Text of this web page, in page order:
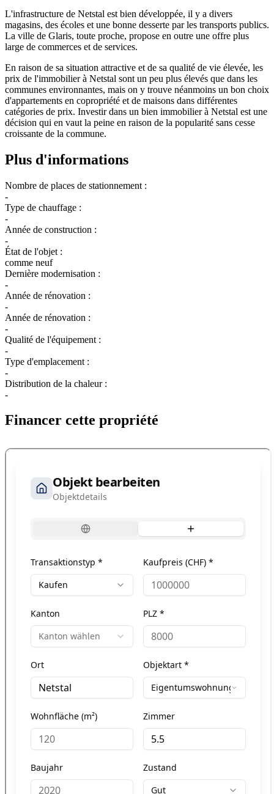
L'infrastructure de Netstal est bien développée, il y a divers
magasins, des écoles et une bonne desserte par les transports publics.
La ville de Glaris, toute proche, propose en outre une offre plus
large de commerces et de services.
En raison de sa situation attractive et de sa qualité de vie élevée, les
prix de l'immobilier à Netstal sont un peu plus élevés que dans les
communes environnantes, mais on y trouve néanmoins un bon choix
d'appartements en copropriété et de maisons dans différentes
catégories de prix. Investir dans un bien immobilier à Netstal est une
décision qui en vaut la peine en raison de la popularité sans cesse
croissante de la commune.
Plus d'informations
Nombre de places de stationnement :
-
Type de chauffage :
-
Année de construction :
-
État de l'objet :
comme neuf
Dernière modernisation :
-
Année de rénovation :
-
Année de rénovation :
-
Qualité de l'équipement :
-
Type d'emplacement :
-
Distribution de la chaleur :
-
Financer cette propriété